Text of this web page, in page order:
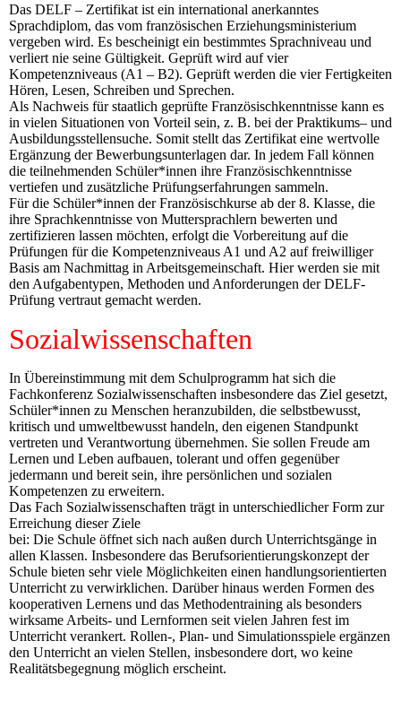
Das DELF – Zertifikat ist ein international anerkanntes
Sprachdiplom, das vom französischen Erziehungsministerium
vergeben wird. Es bescheinigt ein bestimmtes Sprachniveau und
verliert nie seine Gültigkeit. Geprüft wird auf vier
Kompetenzniveaus (A1 – B2). Geprüft werden die vier Fertigkeiten
Hören, Lesen, Schreiben und Sprechen.
Als Nachweis für staatlich geprüfte Französischkenntnisse kann es
in vielen Situationen von Vorteil sein, z. B. bei der Praktikums– und
Ausbildungsstellensuche. Somit stellt das Zertifikat eine wertvolle
Ergänzung der Bewerbungsunterlagen dar. In jedem Fall können
die teilnehmenden Schüler*innen ihre Französischkenntnisse
vertiefen und zusätzliche Prüfungserfahrungen sammeln.
Für die Schüler*innen der Französischkurse ab der 8. Klasse, die
ihre Sprachkenntnisse von Muttersprachlern bewerten und
zertifizieren lassen möchten, erfolgt die Vorbereitung auf die
Prüfungen für die Kompetenzniveaus A1 und A2 auf freiwilliger
Basis am Nachmittag in Arbeitsgemeinschaft. Hier werden sie mit
den Aufgabentypen, Methoden und Anforderungen der DELF-
Prüfung vertraut gemacht werden.
Sozialwissenschaften
In Übereinstimmung mit dem Schulprogramm hat sich die
Fachkonferenz Sozialwissenschaften insbesondere das Ziel gesetzt,
Schüler*innen zu Menschen heranzubilden, die selbstbewusst,
kritisch und umweltbewusst handeln, den eigenen Standpunkt
vertreten und Verantwortung übernehmen. Sie sollen Freude am
Lernen und Leben aufbauen, tolerant und offen gegenüber
jedermann und bereit sein, ihre persönlichen und sozialen
Kompetenzen zu erweitern.
Das Fach Sozialwissenschaften trägt in unterschiedlicher Form zur
Erreichung dieser Ziele
bei: Die Schule öffnet sich nach außen durch Unterrichtsgänge in
allen Klassen. Insbesondere das Berufsorientierungskonzept der
Schule bieten sehr viele Möglichkeiten einen handlungsorientierten
Unterricht zu verwirklichen. Darüber hinaus werden Formen des
kooperativen Lernens und das Methodentraining als besonders
wirksame Arbeits- und Lernformen seit vielen Jahren fest im
Unterricht verankert. Rollen-, Plan- und Simulationsspiele ergänzen
den Unterricht an vielen Stellen, insbesondere dort, wo keine
Realitätsbegegnung möglich erscheint.